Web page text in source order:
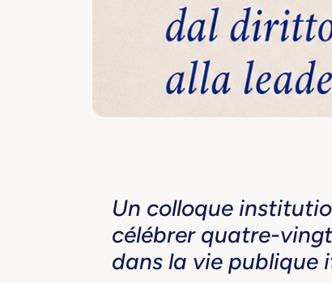
Un colloque
célébrer quatre-
dans la vie publique